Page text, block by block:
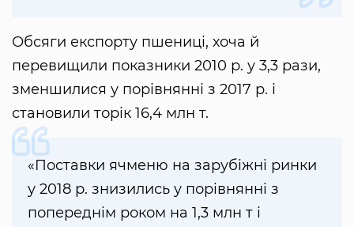
Обсяги експорту пшениці, хоча й
перевищили показники 2010 р. у 3,3 рази,
зменшилися у порівнянні з 2017 р. і
становили торік 16,4 млн т.
«Поставки ячменю на зарубіжні ринки
у 2018 р. знизились у порівнянні з
попереднім роком на 1,3 млн т і